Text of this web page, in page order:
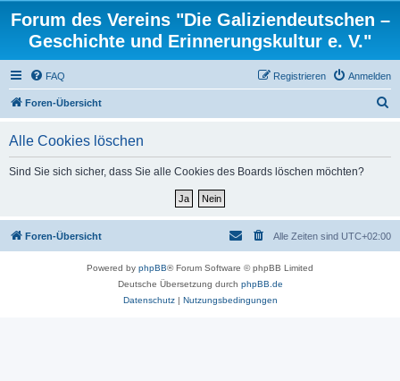
Forum des Vereins "Die Galiziendeutschen –
Geschichte und Erinnerungskultur e. V."
FAQ Anmelden
Registrieren
Foren-Übersicht
Alle Cookies löschen
Sind Sie sich sicher, dass Sie alle Cookies des Boards löschen möchten?
Foren-Übersicht Alle Zeiten sind UTC+02:00
Powered by phpBB® Forum Software © phpBB Limited
Deutsche Übersetzung durch phpBB.de
Datenschutz| Nutzungsbedingungen